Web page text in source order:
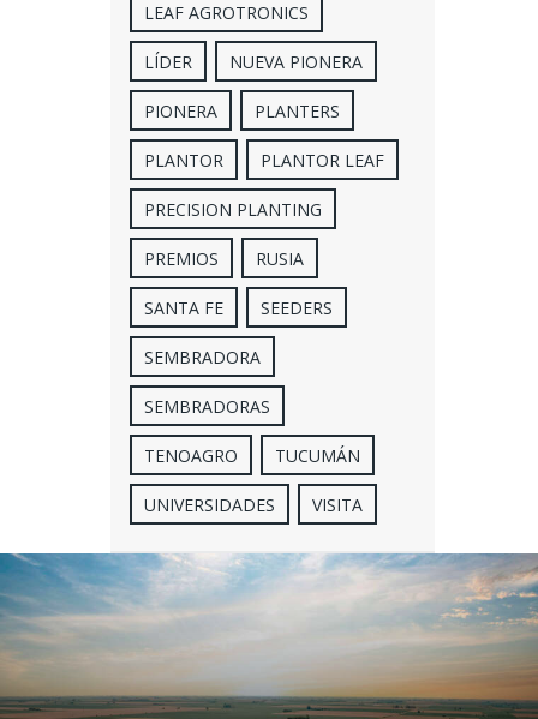
LEAF AGROTRONICS
LÍDER NUEVA PIONERA
PIONERA PLANTERS
PLANTOR PLANTOR LEAF
PRECISION PLANTING
PREMIOS RUSIA
SANTA FE SEEDERS
SEMBRADORA
SEMBRADORAS
TENOAGRO TUCUMÁN
UNIVERSIDADES VISITA